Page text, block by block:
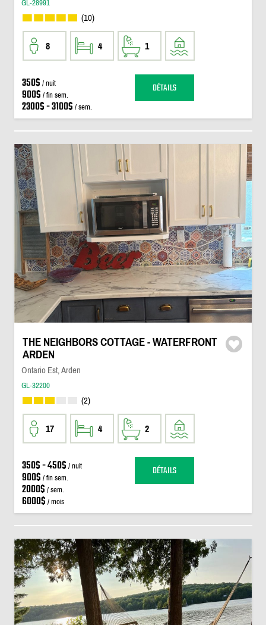
GL-28991
(10)
8 4 1
350$ / nuit
900$ / fin sem.
2300$ - 3100$ / sem.
DÉTAILS
THE NEIGHBORS COTTAGE - WATERFRONT
ARDEN
Ontario Est, Arden
GL-32200
(2)
17 4 2
350$ - 450$ / nuit
900$ / fin sem.
2000$ / sem.
6000$ / mois
DÉTAILS